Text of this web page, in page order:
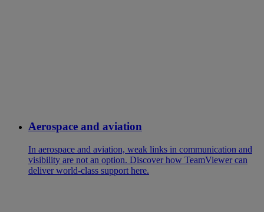
Aerospace and aviation
In aerospace and aviation, weak links in communication and
visibility are not an option. Discover how TeamViewer can
deliver world-class support here.